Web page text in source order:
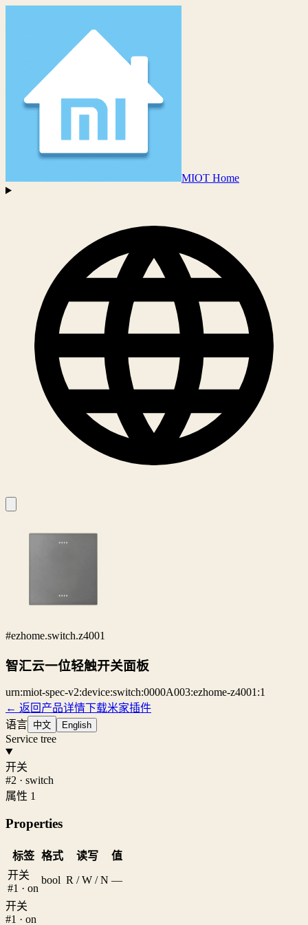
MIOT Home
#ezhome.switch.z4001
智汇云一位轻触开关面板
urn:miot-spec-v2:device:switch:0000A003:ezhome-z4001:1
← 返回产品详情下载米家插件
语言 中文 English
Service tree
开关
#2 · switch
属性 1
Properties
标签 格式 读写
值
开关
#1 · on
bool R / W / N —
开关
#1 · on